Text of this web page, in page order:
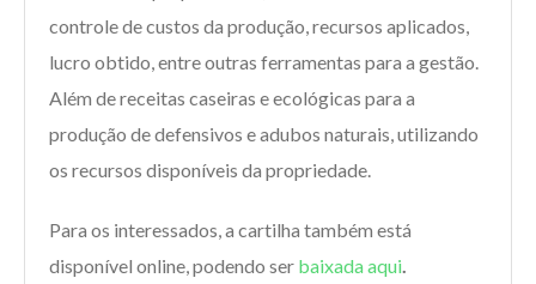
controle de custos da produção, recursos aplicados,
lucro obtido, entre outras ferramentas para a gestão.
Além de receitas caseiras e ecológicas para a
produção de defensivos e adubos naturais, utilizando
os recursos disponíveis da propriedade.
Para os interessados, a cartilha também está
disponível online, podendo ser baixada aqui.